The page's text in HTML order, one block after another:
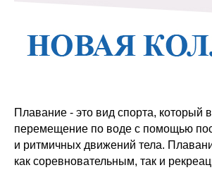
Плавание - это вид спорта, который
перемещение по воде с помощью
и ритмичных движений тела.
как соревновательным, так и